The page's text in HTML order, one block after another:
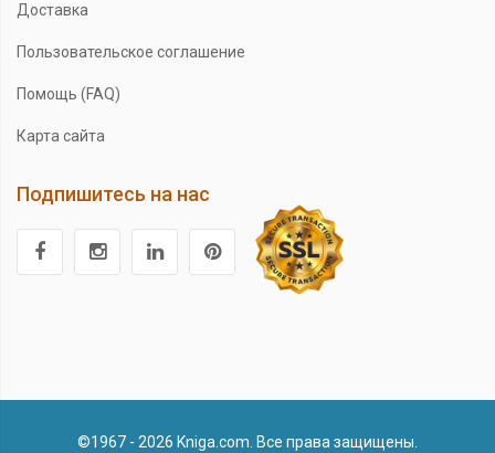
Доставка
Пользовательское соглашение
Помощь (FAQ)
Карта сайта
Подпишитесь на нас
©1967 - 2026 Kniga.com. Все права защищены.